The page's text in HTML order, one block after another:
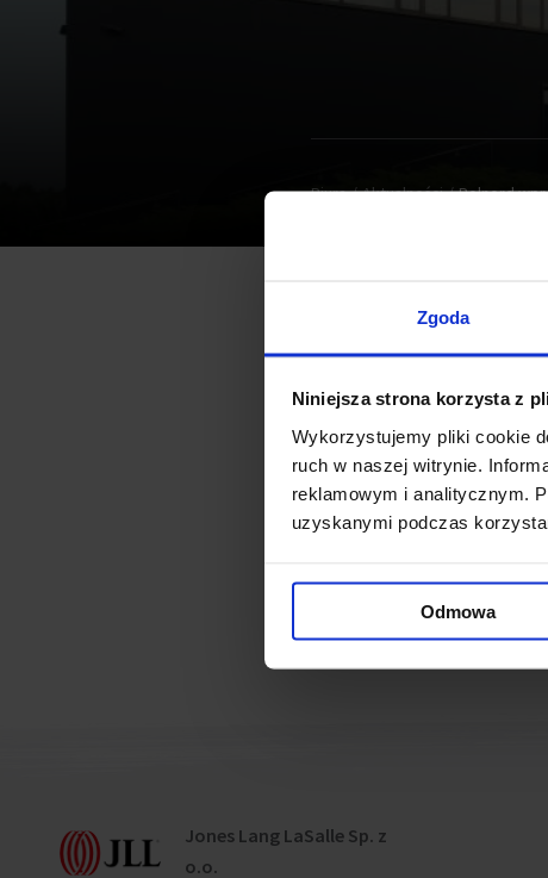
Zgoda
Niniejsza strona korzysta z
Wykorzystujemy pliki cookie
ruch w naszej witrynie.
reklamowym i analitycznym.
uzyskanymi podczas
Odmowa
Biura Aktualności Polnord
Obiekt zostanie oddany do
Powiązane
Jones Lang LaSalle Sp. z
o.o.